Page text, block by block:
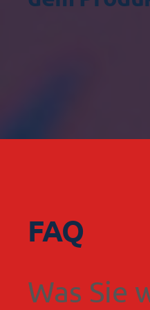
FAQ
Was Sie